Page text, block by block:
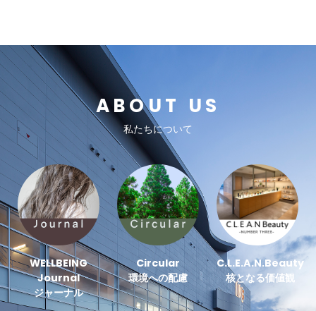
ABOUT US
私たちについて
WELLBEING
Journal
ジャーナル
Circular
環境への配慮
C.L.E.A.N.Beauty
核となる価値観